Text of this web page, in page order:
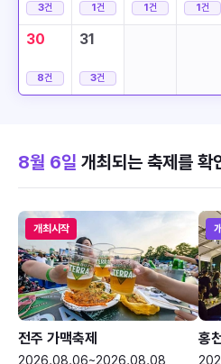
3건 1건 1건 1건
30
8건
31
3건
8월 6일 개최되는 축제를 확
개최시작
전주 가맥축제
2026.08.06~2026.08.08
홍